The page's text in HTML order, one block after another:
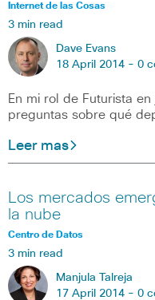
Internet de las Cosas
3 min read
Dave Evans
18 April 2014 - 0
En mi rol de Futurista
preguntas sobre qué
Leer mas
Los mercados
la nube
Centro de Datos
3 min read
Manjula Talreja
17 April 2014 - 0